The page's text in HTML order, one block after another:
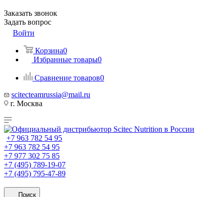
Заказать звонок
Задать вопрос
Войти
Корзина0
Избранные товары0
Сравнение товаров0
scitecteamrussia@mail.ru
г. Москва
+7 963 782 54 95
+7 963 782 54 95
+7 977 302 75 85
+7 (495) 789-19-07
+7 (495) 795-47-89
Поиск